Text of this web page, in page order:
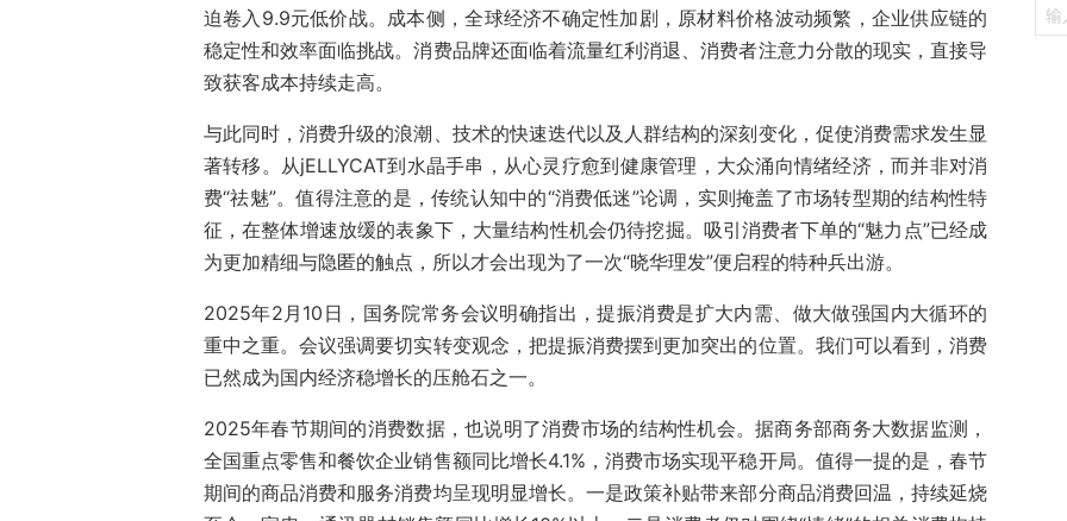
迫卷入9.9元低价战。成本侧，全球经济不确定性加剧，原材料价格波动频繁，企业供应链的
稳定性和效率面临挑战。消费品牌还面临着流量红利消退、消费者注意力分散的现实，直接导
致获客成本持续走高。
与此同时，消费升级的浪潮、技术的快速迭代以及人群结构的深刻变化，促使消费需求发生显
著转移。从jELLYCAT到水晶手串，从心灵疗愈到健康管理，大众涌向情绪经济，而并非对消
费“祛魅”。值得注意的是，传统认知中的“消费低迷”论调，实则掩盖了市场转型期的结构性特
征，在整体增速放缓的表象下，大量结构性机会仍待挖掘。吸引消费者下单的“魅力点”已经成
为更加精细与隐匿的触点，所以才会出现为了一次“晓华理发”便启程的特种兵出游。
2025年2月10日，国务院常务会议明确指出，提振消费是扩大内需、做大做强国内大循环的
重中之重。会议强调要切实转变观念，把提振消费摆到更加突出的位置。我们可以看到，消费
已然成为国内经济稳增长的压舱石之一。
2025年春节期间的消费数据，也说明了消费市场的结构性机会。据商务部商务大数据监测，
全国重点零售和餐饮企业销售额同比增长4.1%，消费市场实现平稳开局。值得一提的是，春节
期间的商品消费和服务消费均呈现明显增长。一是政策补贴带来部分商品消费回温，持续延烧